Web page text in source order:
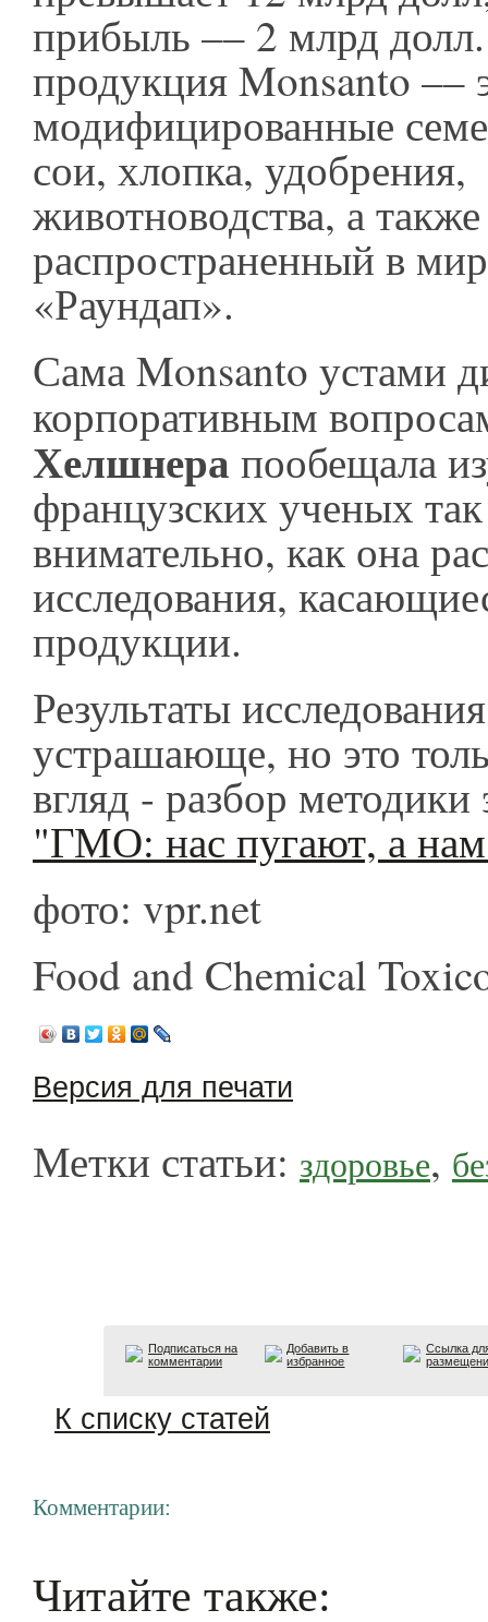
прибыль –– 2 млрд
продукция Monsanto ––
модифицированные
сои, хлопка,
животноводства, а
распространенный в
«Раундап».
Сама Monsanto устами
корпоративным
Хелшнера пообещала
французских ученых
внимательно, как она
исследования,
продукции.
Результаты
устрашающе, но это
вгляд - разбор методики
"ГМО: нас пугают, а
фото: vpr.net
Food and Chemical
Версия для печати
Метки статьи: здоровье,
Подписаться на
комментарии
Добавить в
избранное
Ссылка
К списку статей
Комментарии:
Читайте также: